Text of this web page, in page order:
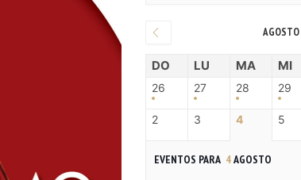
DO LU MA MI
26 27 28 29
2 3 4 5
EVENTOS PARA 4AGOSTO